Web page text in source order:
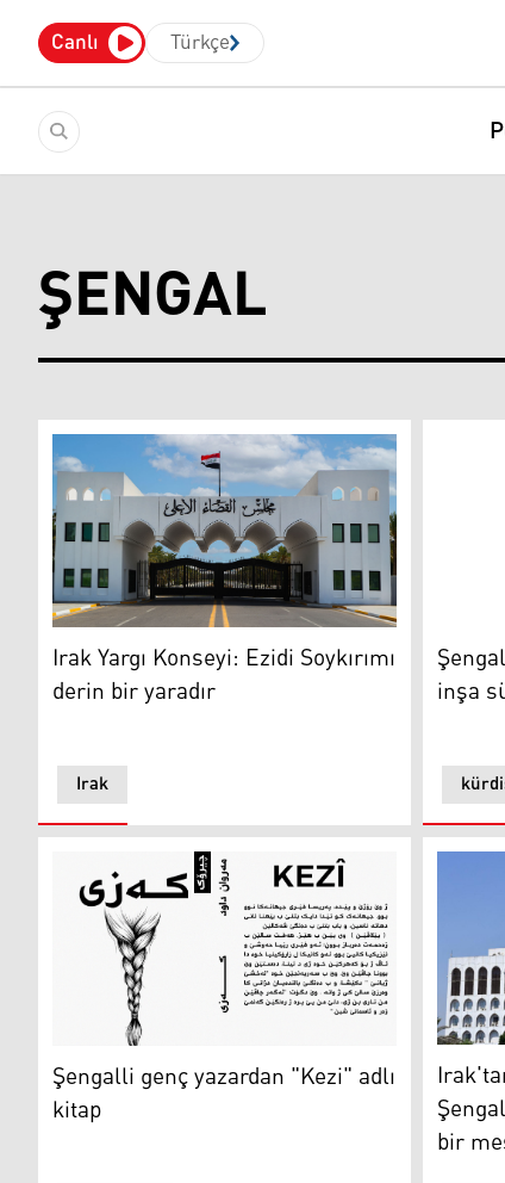
Canlı Türkçe
ŞENGAL
Irak Yargı Konseyi: Ezidi Soykırımı derin bir yaradır
Irak
Irak Yargı Konseyi: Ezidi Soykırımı
derin bir yaradır inşa
Şengalli genç yazardan "Kezi" adlı kitap
Şengalli genç yazardan "Kezi" adlı
kitap
bir